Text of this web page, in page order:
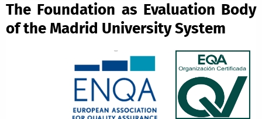
The Foundation as Evaluation Body
of the Madrid University System